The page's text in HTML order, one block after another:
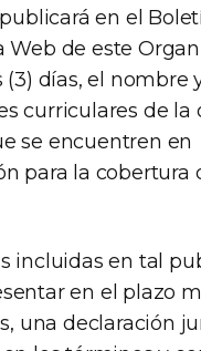
en el
Web de este
días, el nombre
curriculares de la
se encuentren en
para la cobertura
incluidas en tal
en el plazo
una declaración